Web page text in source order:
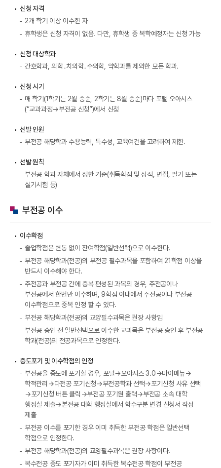
신청 자격
2개 학기 이상 이수한 자
휴학생은 신청 자격이 없음. 다만, 휴학생 중 복학예정자는 신청 가능
신청 대상학과
간호학과, 의학․치의학․수의학, 약학과를 제외한 모든 학과.
신청 시기
매 학기(1학기는 2월 중순, 2학기는 8월 중순)마다 포털 오아시스
(“교과과정→부전공 신청”)에서 신청
선발 인원
부전공 해당학과 수용능력, 특수성, 교육여건을 고려하여 제한.
선발 원칙
부전공 학과 자체에서 정한 기준(취득학점 및 성적, 면접, 필기 또는
실기시험 등)
부전공 이수
이수학점
졸업학점은 변동 없이 잔여학점(일반선택)으로 이수한다.
부전공 해당학과(전공)의 부전공 필수과목을 포함하여 21학점 이상을
반드시 이수해야 한다.
주전공과 부전공 간에 중복 편성된 과목의 경우, 주전공이나
부전공에서 한번만 이수하며, 9학점 이내에서 주전공이나 부전공
이수학점으로 중복 인정 할 수 있다.
부전공 해당학과(전공)의 교양필수과목은 권장 사항임
부전공 승인 전 일반선택으로 이수한 교과목은 부전공 승인 후 부전공
학과(전공)의 전공과목으로 인정한다.
중도포기 및 이수학점의 인정
부전공을 중도에 포기할 경우, 포털→오아시스 3.0→마이메뉴→
학적관리→다전공 포기신청→부전공학과 선택→포기신청 사유 선택
→포기신청 버튼 클릭→부전공 포기원 출력→부전공 소속 대학
행정실 제출→본전공 대학 행정실에서 학수구분 변경 신청서 작성
제출
부전공 이수를 포기한 경우 이미 취득한 부전공 학점은 일반선택
학점으로 인정한다.
부전공 해당학과(전공)의 교양필수과목은 권장 사항이다.
복수전공 중도 포기자가 이미 취득한 복수전공 학점이 부전공